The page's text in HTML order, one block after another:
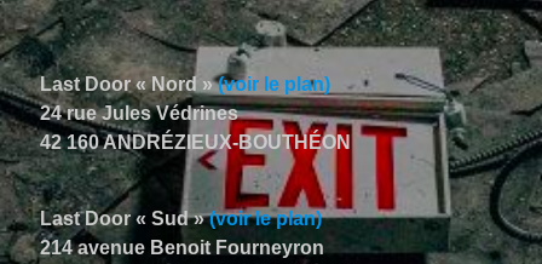
Last Door « Nord »(voir le plan)
24 rue Jules Védrines
42 160 ANDRÉZIEUX-BOUTHÉON
Last Door « Sud »(voir le plan)
214 avenue Benoit Fourneyron